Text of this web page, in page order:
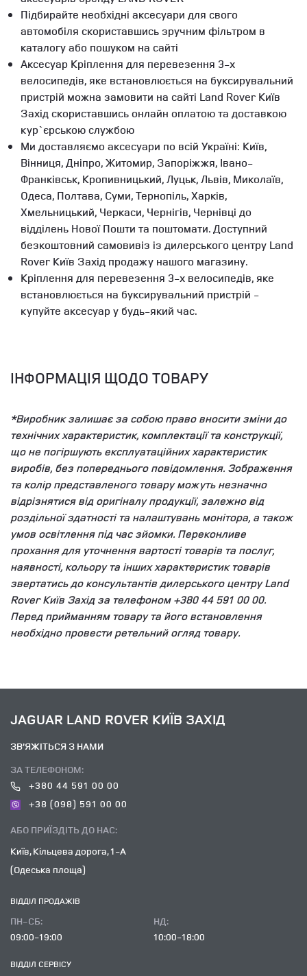
Підбирайте необхідні аксесуари для свого
автомобіля скориставшись зручним фільтром в
каталогу або пошуком на сайті
Аксесуар Кріплення для перевезення 3-х
велосипедів, яке встановлюється на буксирувальний
пристрій можна замовити на сайті Land Rover Київ
Захід скориставшись онлайн оплатою та доставкою
кур`єрською службою
Ми доставляємо аксесуари по всій Україні: Київ,
Вінниця, Дніпро, Житомир, Запоріжжя, Івано-
Франківськ, Кропивницький, Луцьк, Львів, Миколаїв,
Одеса, Полтава, Суми, Тернопіль, Харків,
Хмельницький, Черкаси, Чернігів, Чернівці до
відділень Нової Пошти та поштомати. Доступний
безкоштовний самовивіз із дилерського центру Land
Rover Київ Захід продажу нашого магазину.
Кріплення для перевезення 3-х велосипедів, яке
встановлюється на буксирувальний пристрій -
купуйте аксесуар у будь-який час.
ІНФОРМАЦІЯ ЩОДО ТОВАРУ
*Виробник залишає за собою право вносити зміни до
технічних характеристик, комплектації та конструкції,
що не погіршують експлуатаційних характеристик
виробів, без попереднього повідомлення. Зображення
та колір представленого товару можуть незначно
відрізнятися від оригіналу продукції, залежно від
роздільної здатності та налаштувань монітора, а також
умов освітлення під час зйомки. Переконливе
прохання для уточнення вартості товарів та послуг,
наявності, кольору та інших характеристик товарів
звертатись до консультантів дилерського центру Land
Rover Київ Захід за телефоном +380 44 591 00 00.
Перед прийманням товару та його встановлення
необхідно провести ретельний огляд товару.
JAGUAR LAND ROVER КИЇВ ЗАХІД
ЗВ’ЯЖІТЬСЯ З НАМИ
ЗА ТЕЛЕФОНОМ:
+380 44 591 00 00
+38 (098) 591 00 00
АБО ПРИЇЗДІТЬ ДО НАС:
Київ, Кільцева дорога, 1-А
(Одеська площа)
ВІДДІЛ ПРОДАЖІВ
ПН-СБ:
09:00-19:00
НД:
10:00-18:00
ВІДДІЛ CЕРВІСУ